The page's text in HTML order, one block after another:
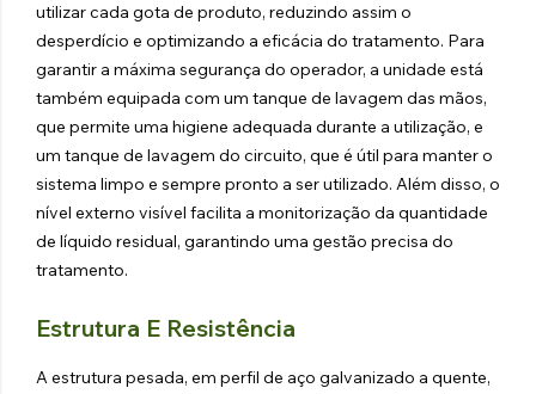
utilizar cada gota de produto, reduzindo assim o
desperdício e optimizando a eficácia do tratamento. Para
garantir a máxima segurança do operador, a unidade está
também equipada com um tanque de lavagem das mãos,
que permite uma higiene adequada durante a utilização, e
um tanque de lavagem do circuito, que é útil para manter o
sistema limpo e sempre pronto a ser utilizado. Além disso, o
nível externo visível facilita a monitorização da quantidade
de líquido residual, garantindo uma gestão precisa do
tratamento.
Estrutura E Resistência
A estrutura pesada, em perfil de aço galvanizado a quente,